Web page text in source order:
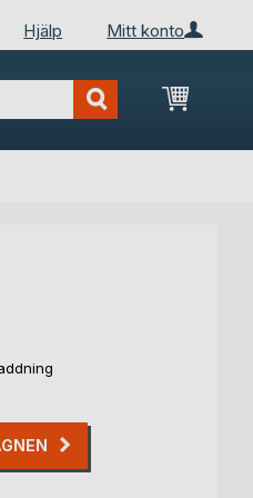
Mitt konto
Hjälp
Min